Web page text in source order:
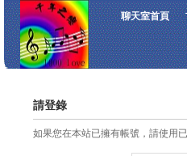
聊天室首頁
請登錄
如果您在本站已擁有帳號，請使用